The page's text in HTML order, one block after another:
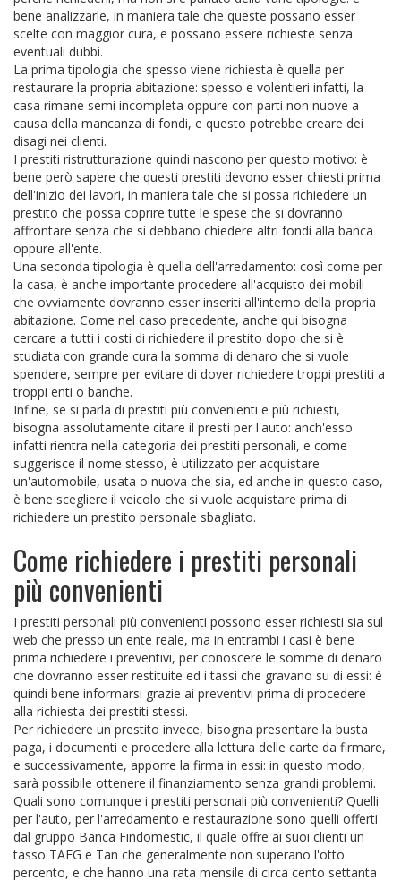
bene analizzarle, in maniera tale che queste possano esser
scelte con maggior cura, e possano essere richieste senza
eventuali dubbi.
La prima tipologia che spesso viene richiesta è quella per
restaurare la propria abitazione: spesso e volentieri infatti, la
casa rimane semi incompleta oppure con parti non nuove a
causa della mancanza di fondi, e questo potrebbe creare dei
disagi nei clienti.
I prestiti ristrutturazione quindi nascono per questo motivo: è
bene però sapere che questi prestiti devono esser chiesti prima
dell'inizio dei lavori, in maniera tale che si possa richiedere un
prestito che possa coprire tutte le spese che si dovranno
affrontare senza che si debbano chiedere altri fondi alla banca
oppure all'ente.
Una seconda tipologia è quella dell'arredamento: così come per
la casa, è anche importante procedere all'acquisto dei mobili
che ovviamente dovranno esser inseriti all'interno della propria
abitazione. Come nel caso precedente, anche qui bisogna
cercare a tutti i costi di richiedere il prestito dopo che si è
studiata con grande cura la somma di denaro che si vuole
spendere, sempre per evitare di dover richiedere troppi prestiti a
troppi enti o banche.
Infine, se si parla di prestiti più convenienti e più richiesti,
bisogna assolutamente citare il presti per l'auto: anch'esso
infatti rientra nella categoria dei prestiti personali, e come
suggerisce il nome stesso, è utilizzato per acquistare
un'automobile, usata o nuova che sia, ed anche in questo caso,
è bene scegliere il veicolo che si vuole acquistare prima di
richiedere un prestito personale sbagliato.
Come richiedere i prestiti personali
più convenienti
I prestiti personali più convenienti possono esser richiesti sia sul
web che presso un ente reale, ma in entrambi i casi è bene
prima richiedere i preventivi, per conoscere le somme di denaro
che dovranno esser restituite ed i tassi che gravano su di essi: è
quindi bene informarsi grazie ai preventivi prima di procedere
alla richiesta dei prestiti stessi.
Per richiedere un prestito invece, bisogna presentare la busta
paga, i documenti e procedere alla lettura delle carte da firmare,
e successivamente, apporre la firma in essi: in questo modo,
sarà possibile ottenere il finanziamento senza grandi problemi.
Quali sono comunque i prestiti personali più convenienti? Quelli
per l'auto, per l'arredamento e restaurazione sono quelli offerti
dal gruppo Banca Findomestic, il quale offre ai suoi clienti un
tasso TAEG e Tan che generalmente non superano l'otto
percento, e che hanno una rata mensile di circa cento settanta